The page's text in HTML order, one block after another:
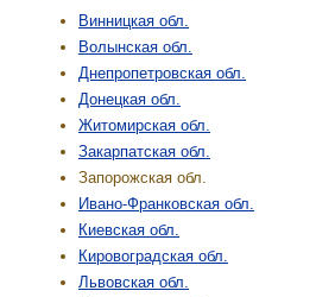
Винницкая обл.
Волынская обл.
Днепропетровская обл.
Донецкая обл.
Житомирская обл.
Закарпатская обл.
Запорожская обл.
Ивано-Франковская обл.
Киевская обл.
Кировоградская обл.
Львовская обл.